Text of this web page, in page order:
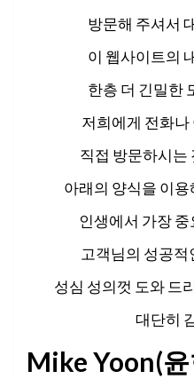
방문해 주셔서
이 웹사이트의
한층 더 긴밀한
저희에게 전화
직접 방문하시는
아래의 양식을 이
인생에서 가장
고객님의 성공적
성심 성의껏 도와 드
대단히
Mike Yoon(